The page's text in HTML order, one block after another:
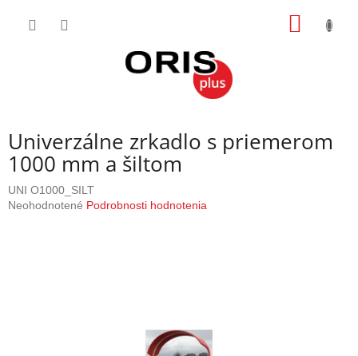
Univerzálne zrkadlo s priemerom
1000 mm a šiltom
UNI O1000_SILT
Priemerné
Neohodnotené Podrobnosti hodnotenia